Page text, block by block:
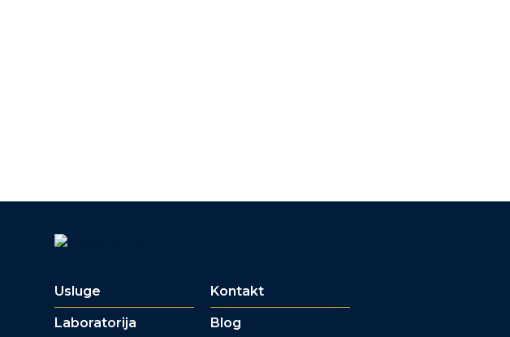
Usluge Kontakt
Laboratorija Blog